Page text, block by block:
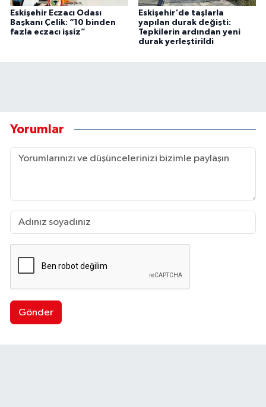
Eskişehir Eczacı Odası
Başkanı Çelik: “10 binden
fazla eczacı işsiz”
Eskişehir'de taşlarla
yapılan durak değişti:
Tepkilerin ardından yeni
durak yerleştirildi
Yorumlar
Gönder